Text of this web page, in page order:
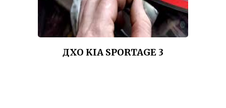
ДХО KIA SPORTAGE 3